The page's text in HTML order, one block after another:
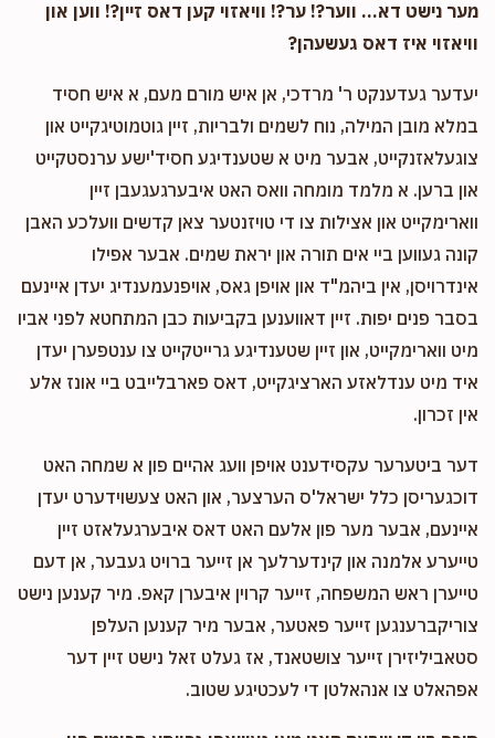
מער נישט דא... ווער?! ער?! וויאזוי קען דאס זיין?! ווען און
וויאזוי איז דאס געשעהן?
יעדער געדענקט ר' מרדכי, אן איש מורם מעם, א איש חסיד
במלא מובן המילה, נוח לשמים ולבריות, זיין גוטמוטיגקייט און
צוגעלאזנקייט, אבער מיט א שטענדיגע חסיד'ישע ערנסטקייט
און ברען. א מלמד מומחה וואס האט איבערגעגעבן זיין
ווארימקייט און אצילות צו די טויזנטער צאן קדשים וועלכע האבן
קונה געווען ביי אים תורה און יראת שמים. אבער אפילו
אינדרויסן, אין ביהמ"ד און אויפן גאס, אויפנעמענדיג יעדן איינעם
בסבר פנים יפות. זיין דאווענען בקביעות כבן המתחטא לפני אביו
מיט ווארימקייט, און זיין שטענדיגע גרייטקייט צו ענטפערן יעדן
איד מיט ענדלאזע הארציגקייט, דאס פארבלייבט ביי אונז אלע
אין זכרון.
דער ביטערער עקסידענט אויפן וועג אהיים פון א שמחה האט
דוכגעריסן כלל ישראל'ס הערצער, און האט צעשוידערט יעדן
איינעם, אבער מער פון אלעם האט דאס איבערגעלאזט זיין
טייערע אלמנה און קינדערלעך אן זייער ברויט געבער, אן דעם
טייערן ראש המשפחה, זייער קרוין איבערן קאפ. מיר קענען נישט
צוריקברענגען זייער פאטער, אבער מיר קענען העלפן
סטאביליזירן זייער צושטאנד, אז געלט זאל נישט זיין דער
אפהאלט צו אנהאלטן די לעכטיגע שטוב.